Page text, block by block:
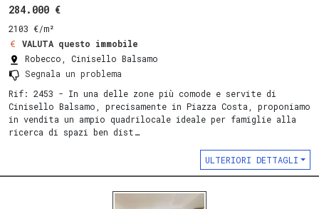
284.000 €
2103 €/m²
VALUTA questo immobile
Robecco, Cinisello Balsamo
Segnala un problema
Rif: 2453 - In una delle zone più comode e servite di
Cinisello Balsamo, precisamente in Piazza Costa, proponiamo
in vendita un ampio quadrilocale ideale per famiglie alla
ricerca di spazi ben dist…
ULTERIORI DETTAGLI